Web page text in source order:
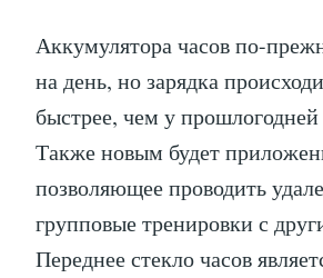
Аккумулятора часов по-
на день, но зарядка
быстрее, чем у
Также новым будет
позволяющее проводить
групповые тренировки с
Переднее стекло часов